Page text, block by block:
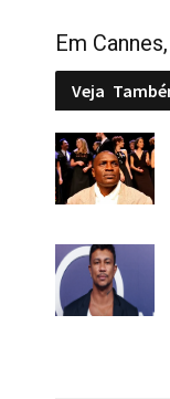
Em
Veja